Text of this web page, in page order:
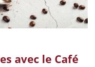
avec le Café